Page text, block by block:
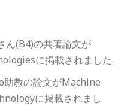
(B4)の共著論文が
に掲載されました.
教の論文がMachine
に掲載されまし